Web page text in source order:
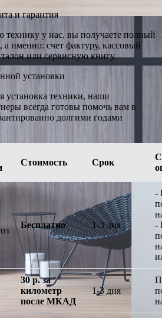
и гарантия
технику у нас, вы получаете полный
а именно: счет фактуру, кассовый
или сервисную книгу.
установки
установка техники, наши
всегда готовы помочь вам в
долгими годами
Стоимость Срок
Бесплатно 1-3 дня
-
-
30 р. за
километр
после МКАД
1-3 дня